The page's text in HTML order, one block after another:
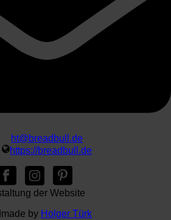
ht@breadbull.de
https://breadbull.de
der Website
by Holger Türk